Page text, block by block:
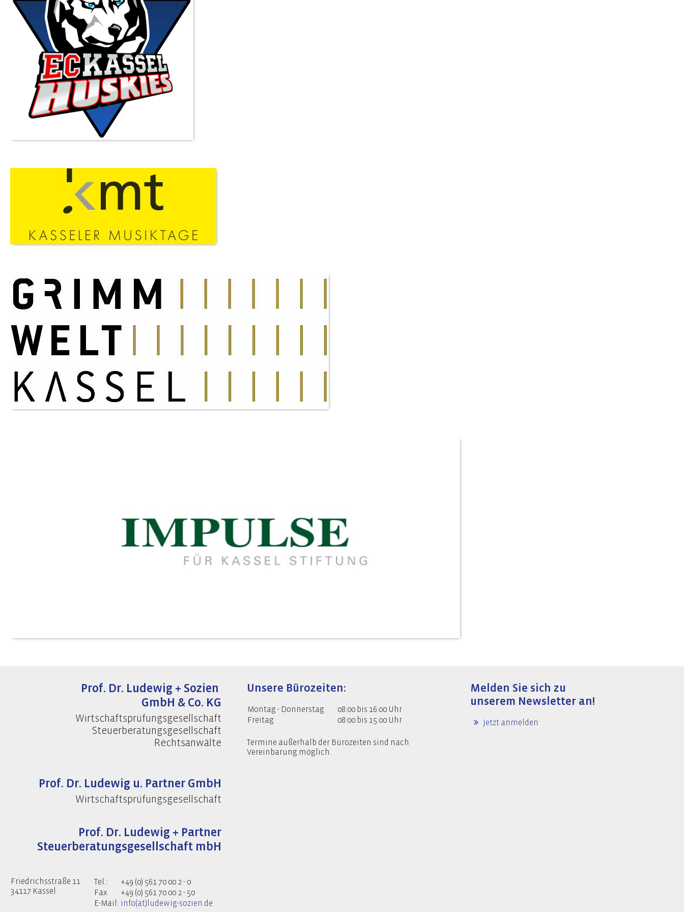
Datenschutz
Externer Datenschutzbeauftragter
Datenschutz-Audits
Datenschutzfolgenabschätzungen
Datenschutzberatung
Datenschutzmanagement
Datenschutzschulungen
Prof. Dr. Ludewig + Sozien
GmbH & Co. KG
Wirtschaftsprüfungsgesellschaft
Steuerberatungsgesellschaft
Rechtsanwälte
Prof. Dr. Ludewig u. Partner GmbH
Wirtschaftsprüfungsgesellschaft
Prof. Dr. Ludewig + Partner
Steuerberatungsgesellschaft mbH
Friedrichsstraße 11
34117 Kassel
Tel.:
+49 (0) 561 70 00 2 - 0
Fax
+49 (0) 561 70 00 2 - 50
E-Mail: info(at)ludewig-sozien.de
Unsere Bürozeiten:
Montag - Donnerstag
08:00 bis 16:00 Uhr
Freitag
08:00 bis 15:00 Uhr
Termine außerhalb der Bürozeiten sind nach
Vereinbarung möglich.
Melden Sie sich zu
unserem Newsletter an!
Jetzt anmelden